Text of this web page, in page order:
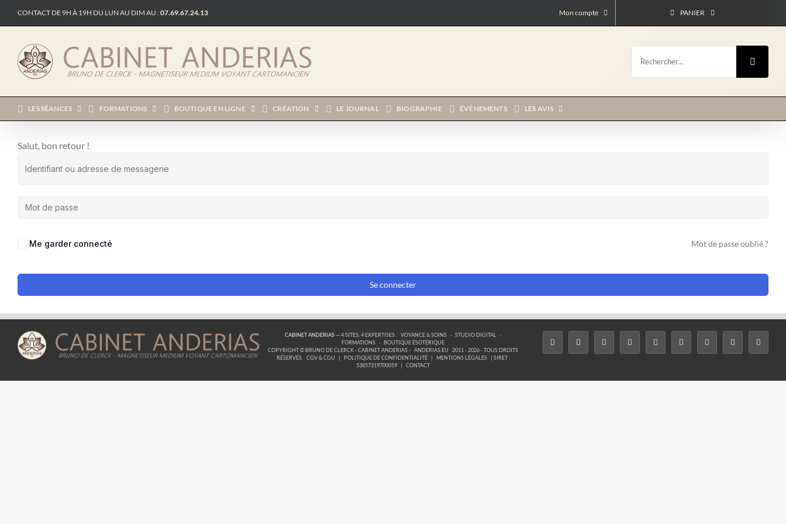
CONTACT DE 9H À 19H DU LUN AU DIM AU :07.69.67.24.13 Mon compte PANIER
LES SÉANCES FORMATIONS BOUTIQUE EN LIGNE CRÉATION LE JOURNAL BIOGRAPHIE ÉVÈNEMENTS LES AVIS
Salut, bon retour !
Me garder connecté Mot de passe oublié ?
Se connecter
CABINET ANDERIAS— 4 SITES, 4 EXPERTISES : VOYANCE & SOINS · STUDIO DIGITAL
·
FORMATIONS · BOUTIQUE ÉSOTÉRIQUE
COPYRIGHT © BRUNO DE CLERCK - CABINET ANDERIAS - ANDERIAS.EU
2011 - 2026 - TOUS DROITS
RÉSERVÉS.
CGV & CGU | POLITIQUE DE CONFIDENTIALITÉ | MENTIONS LÉGALES
| SIRET :
53857319700059
| CONTACT